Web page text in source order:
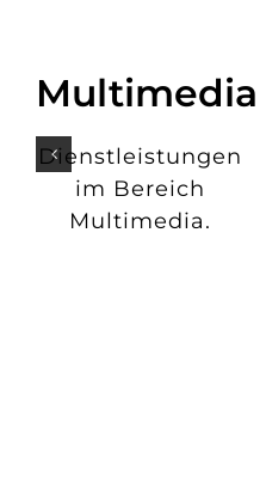
Multimedia
Dienstleistungen
im Bereich
Multimedia.